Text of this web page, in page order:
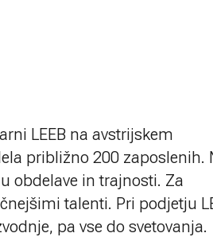
LEEB na avstrijskem
približno 200 zaposlenih.
obdelave in trajnosti. Za
talenti. Pri podjetju
pa vse do svetovanja.